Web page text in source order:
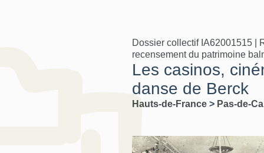
Dossier collectif IA62001515 |
recensement du patrimoine
Les casinos,
danse de Berck
Hauts-de-France > Pas-de-